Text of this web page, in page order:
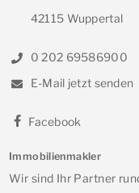
42115 Wuppertal
0 202 69586900
E-Mail jetzt senden
Facebook
Immobilienmakler
Wir sind Ihr Partner